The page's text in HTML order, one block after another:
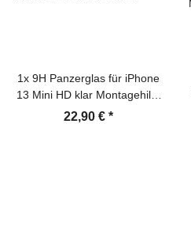
1x 9H Panzerglas für iPhone
13 Mini HD klar Montagehilfe
Displayschutz Schutzglas
22,90 € *